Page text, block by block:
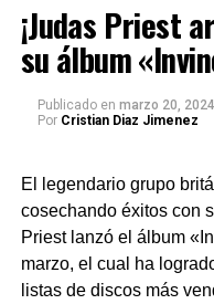
¡Judas Priest
su álbum
Publicado en marzo 20, 2024
Por Cristian Diaz Jimenez
El legendario grupo
cosechando éxitos con
Priest lanzó el álbum
marzo, el cual ha
listas de discos más